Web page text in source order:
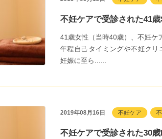
不妊ケアで受診された41
41歳女性（当時40歳）、不妊ケ
年程自己タイミングや不妊ク
妊娠に至ら......
2019年08月16日 不妊ケア
不妊ケアで受診された30